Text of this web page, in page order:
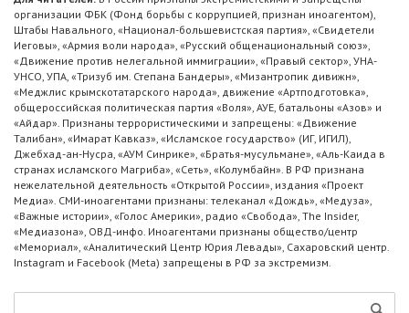
организации ФБК (Фонд борьбы с коррупцией, признан иноагентом),
Штабы Навального, «Национал-большевистская партия», «Свидетели
Иеговы», «Армия воли народа», «Русский общенациональный союз»,
«Движение против нелегальной иммиграции», «Правый сектор», УНА-
УНСО, УПА, «Тризуб им. Степана Бандеры», «Мизантропик дивижн»,
«Меджлис крымскотатарского народа», движение «Артподготовка»,
общероссийская политическая партия «Воля», АУЕ, батальоны «Азов» и
«Айдар». Признаны террористическими и запрещены: «Движение
Талибан», «Имарат Кавказ», «Исламское государство» (ИГ, ИГИЛ),
Джебхад-ан-Нусра, «АУМ Синрике», «Братья-мусульмане», «Аль-Каида в
странах исламского Магриба», «Сеть», «Колумбайн». В РФ признана
нежелательной деятельность «Открытой России», издания «Проект
Медиа». СМИ-иноагентами признаны: телеканал «Дождь», «Медуза»,
«Важные истории», «Голос Америки», радио «Свобода», The Insider,
«Медиазона», ОВД-инфо. Иноагентами признаны общество/центр
«Мемориал», «Аналитический Центр Юрия Левады», Сахаровский центр.
Instagram и Facebook (Metа) запрещены в РФ за экстремизм.